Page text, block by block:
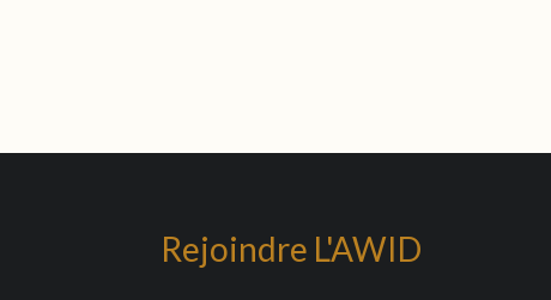
Rejoindre L'AWID